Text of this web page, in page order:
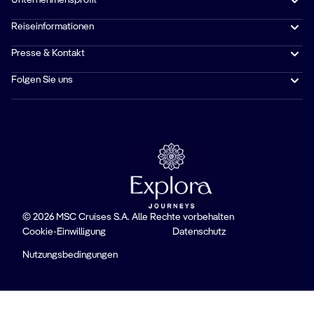
Reiseinformationen
Presse & Kontakt
Folgen Sie uns
© 2026 MSC Cruises S.A. Alle Rechte vorbehalten
Cookie-Einwilligung
Datenschutz
Nutzungsbedingungen